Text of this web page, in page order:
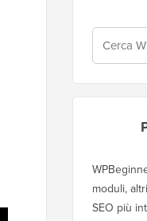
moduli,
SEO più